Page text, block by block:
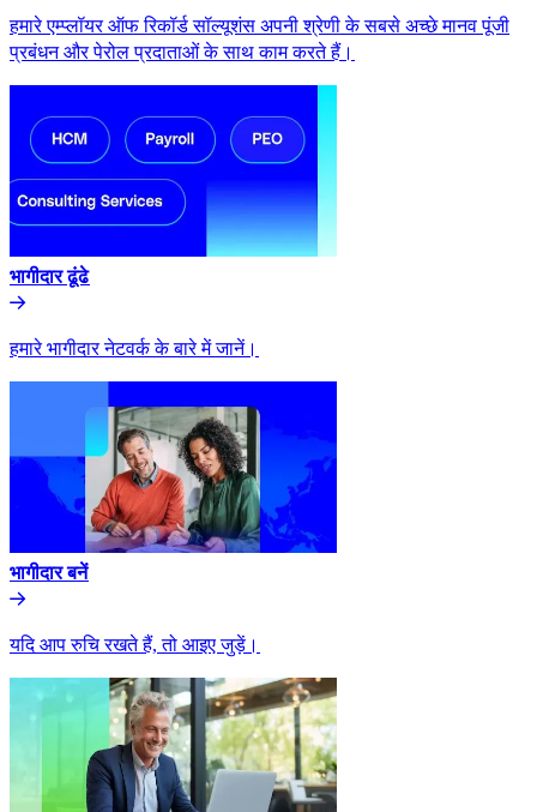
हमारे एम्प्लॉयर ऑफ रिकॉर्ड सॉल्यूशंस अपनी श्रेणी के सबसे अच्छे मानव पूंजी
प्रबंधन और पेरोल प्रदाताओं के साथ काम करते हैं।​​
भागीदार ढूंढे​​
हमारे भागीदार नेटवर्क के बारे में जानें।​​
भागीदार बनें​​
यदि आप रुचि रखते हैं, तो आइए जुड़ें।​​